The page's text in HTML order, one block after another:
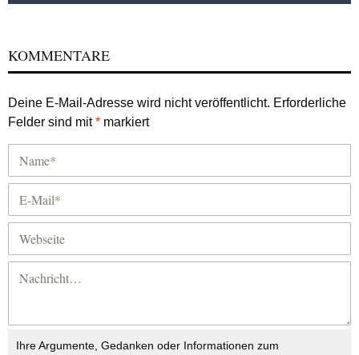
KOMMENTARE
Deine E-Mail-Adresse wird nicht veröffentlicht. Erforderliche
Felder sind mit* markiert
Ihre Argumente, Gedanken oder Informationen zum